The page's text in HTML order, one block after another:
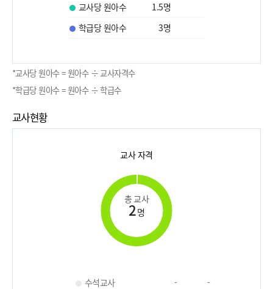
교사당 원아수 1.5명
학급당 원아수
3명
*교사당 원아수 = 원아수 ÷ 교사자격수
*학급당 원아수 = 원아수 ÷ 학급수
교사현황
교사 자격
총 교사
2명
수석교사 -
-